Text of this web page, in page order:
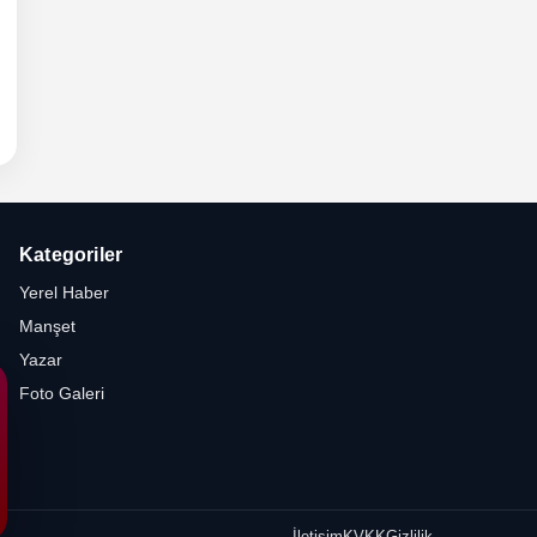
-
Kategoriler
Yerel Haber
Manşet
Yazar
Foto Galeri